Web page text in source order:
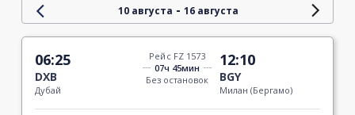
10 августа - 16 августа
06:25
DXB
Дубай
Рейс FZ 1573
07ч 45мин
Без остановок
12:10
BGY
Милан (Бергамо)